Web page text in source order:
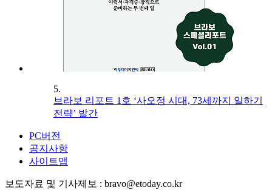
5.
브라보 리포트 1호 ‘사오정 시대, 73세까지 일하기
전략’ 발간
PC버전
공지사항
사이트맵
보도자료 및 기사제보 : bravo@etoday.co.kr